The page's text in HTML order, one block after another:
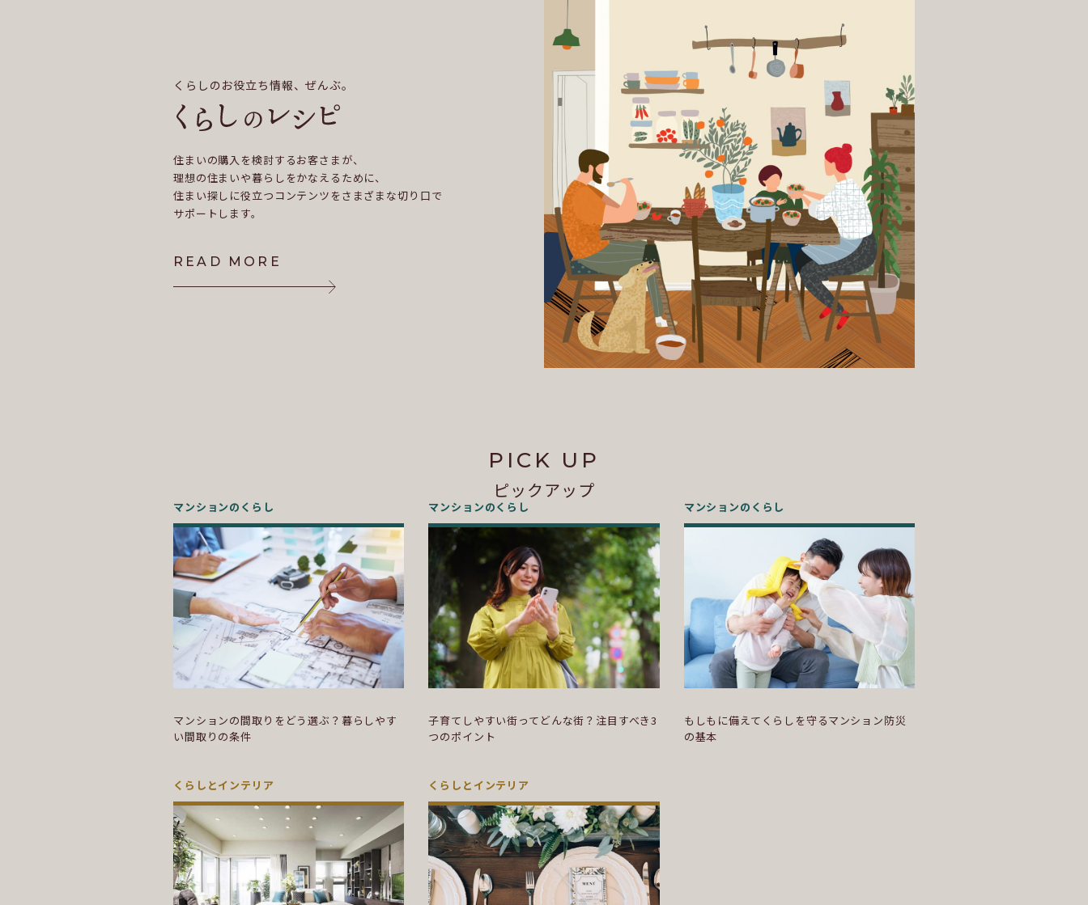
くらしのお役立ち情報、ぜんぶ。
住まいの購入を検討するお客さまが、
理想の住まいや暮らしをかなえるために、
住まい探しに役立つコンテンツをさまざまな切り口で
サポートします。
READ MORE
PICK UP
ピックアップ
マンションのくらし
マンションの間取りをどう選ぶ？暮らしやす
い間取りの条件
マンションのくらし
子育てしやすい街ってどんな街？注目すべき3
つのポイント
マンションのくらし
もしもに備えてくらしを守るマンション防災
の基本
くらしとインテリア くらしとインテリア